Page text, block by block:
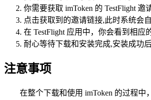
你需要获取 imToken 的 TestFlight
点击获取到的邀请链接,此时系统会
在 TestFlight 应用中，你会看到相应
耐心等待下载和安装完成,安装成功
注意事项
在整个下载和使用 imToken 的过程中